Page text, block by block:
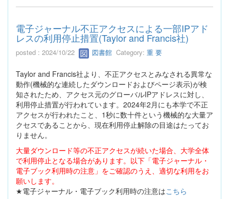
電子ジャーナル不正アクセスによる一部IPアド
レスの利用停止措置(Taylor and Francis社)
posted : 2024/10/22 図書館 Category: 重 要
Taylor and Francis社より、不正アクセスとみなされる異常な
動作(機械的な連続したダウンロードおよびページ表示)が検
知されたため、アクセス元のグローバルIPアドレスに対し、
利用停止措置が行われています。2024年2月にも本学で不正
アクセスが行われたこと、1秒に数十件という機械的な大量ア
クセスであることから、現在利用停止解除の目途はたってお
りません。
大量ダウンロード等の不正アクセスが続いた場合、大学全体
で利用停止となる場合があります。以下「電子ジャーナル・
電子ブック利用時の注意」をご確認のうえ、適切な利用をお
願いします。
★電子ジャーナル・電子ブック利用時の注意はこちら